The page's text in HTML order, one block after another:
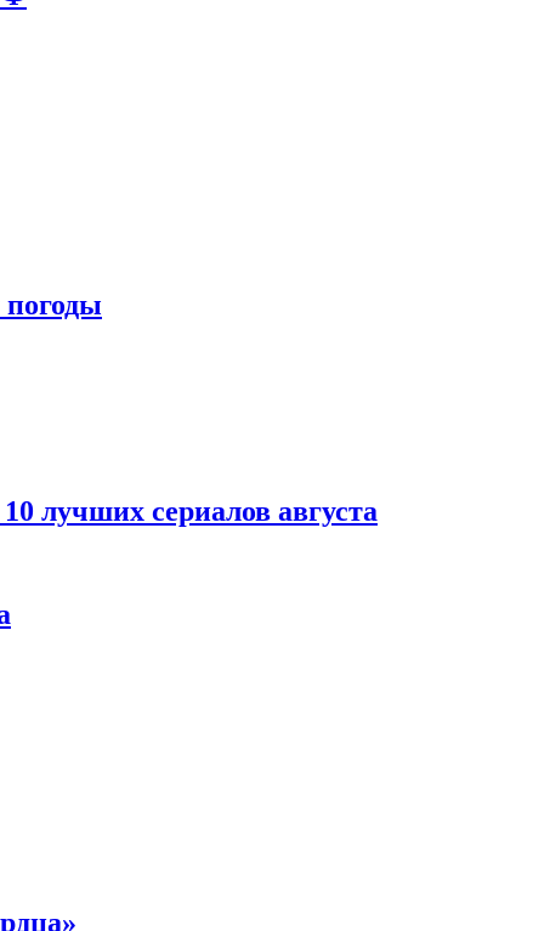
погоды
лучших сериалов августа